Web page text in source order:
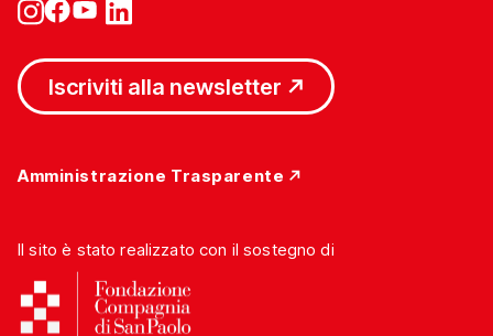
Iscriviti alla newsletter
Amministrazione Trasparente
Il sito è stato realizzato con il sostegno di